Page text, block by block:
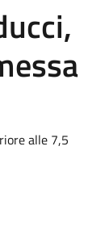
alle 7,5